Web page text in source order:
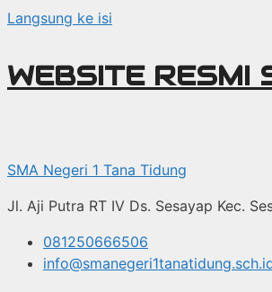
Langsung ke isi
WEBSITE RESMI
SMA Negeri 1 Tana Tidung
Jl. Aji Putra RT IV Ds. Sesayap Kec.
081250666506